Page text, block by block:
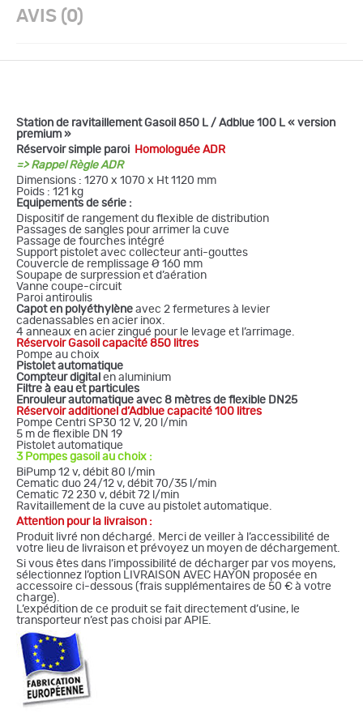
AVIS (0)
Station de ravitaillement Gasoil 850 L / Adblue 100 L « version
premium »
Réservoir simple paroi Homologuée ADR
=> Rappel Règle ADR
Dimensions : 1270 x 1070 x Ht 1120 mm
Poids : 121 kg
Equipements de série :
Dispositif de rangement du flexible de distribution
Passages de sangles pour arrimer la cuve
Passage de fourches intégré
Support pistolet avec collecteur anti-gouttes
Couvercle de remplissage Ø 160 mm
Soupape de surpression et d’aération
Vanne coupe-circuit
Paroi antiroulis
Capot en polyéthylène avec 2 fermetures à levier
cadenassables en acier inox.
4 anneaux en acier zingué pour le levage et l’arrimage.
Réservoir Gasoil capacité 850 litres
Pompe au choix
Pistolet automatique
Compteur digital en aluminium
Filtre à eau et particules
Enrouleur automatique avec 8 mètres de flexible DN25
Réservoir additionel d’Adblue capacité 100 litres
Pompe Centri SP30 12 V, 20 l/min
5 m de flexible DN 19
Pistolet automatique
3 Pompes gasoil au choix :
BiPump 12 v, débit 80 l/min
Cematic duo 24/12 v, débit 70/35 l/min
Cematic 72 230 v, débit 72 l/min
Ravitaillement de la cuve au pistolet automatique.
Attention pour la livraison :
Produit livré non déchargé. Merci de veiller à l’accessibilité de
votre lieu de livraison et prévoyez un moyen de déchargement.
Si vous êtes dans l’impossibilité de décharger par vos moyens,
sélectionnez l’option LIVRAISON AVEC HAYON proposée en
accessoire ci-dessous (frais supplémentaires de 50 € à votre
charge).
L’expédition de ce produit se fait directement d’usine, le
transporteur n’est pas choisi par APIE.